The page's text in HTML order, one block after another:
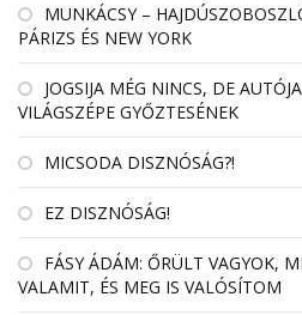
MUNKÁCSY –
PÁRIZS ÉS NEW YORK
JOGSIJA MÉG NINCS, DE
VILÁGSZÉPE GYŐZTESÉNEK
MICSODA DISZNÓSÁG?!
EZ DISZNÓSÁG!
FÁSY ÁDÁM: ŐRÜLT VAGYOK,
VALAMIT, ÉS MEG IS VALÓSÍTOM